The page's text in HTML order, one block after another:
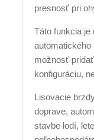
presnosť pri
Táto funkcia je
automatického
možnosť
konfiguráciu,
Lisovacie
doprave,
stavbe lodí,